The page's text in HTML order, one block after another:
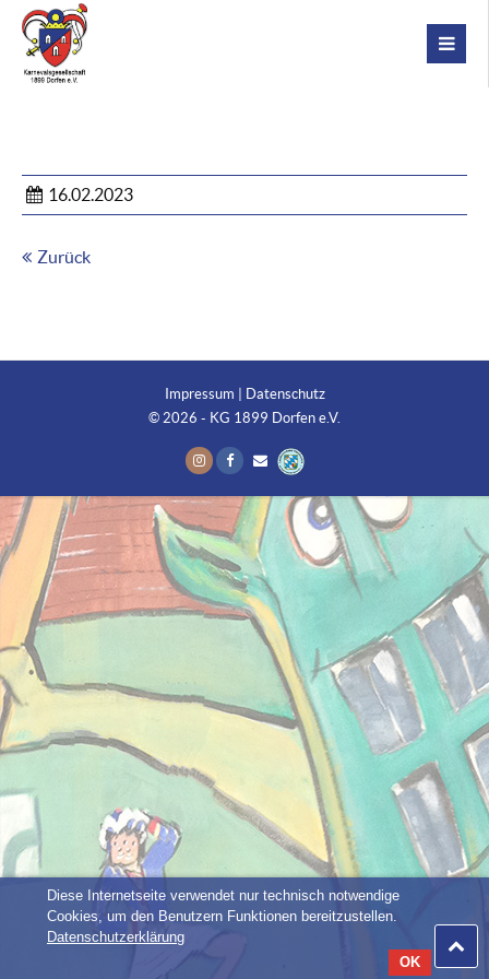
16.02.2023
Zurück
Impressum
Datenschutz
© 2026 - KG 1899 Dorfen e.V.
Diese Internetseite verwendet nur technisch notwendige
Cookies, um den Benutzern Funktionen bereitzustellen.
Datenschutzerklärung
OK